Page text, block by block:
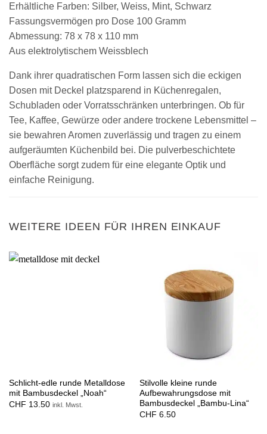
Erhältliche Farben: Silber, Weiss, Mint, Schwarz
Fassungsvermögen pro Dose 100 Gramm
Abmessung: 78 x 78 x 110 mm
Aus elektrolytischem Weissblech
Dank ihrer quadratischen Form lassen sich die eckigen
Dosen mit Deckel platzsparend in Küchenregalen,
Schubladen oder Vorratsschränken unterbringen. Ob für
Tee, Kaffee, Gewürze oder andere trockene Lebensmittel –
sie bewahren Aromen zuverlässig und tragen zu einem
aufgeräumten Küchenbild bei. Die pulverbeschichtete
Oberfläche sorgt zudem für eine elegante Optik und
einfache Reinigung.
WEITERE IDEEN FÜR IHREN EINKAUF
Schlicht-edle runde Metalldose
mit Bambusdeckel „Noah“
CHF 13.50 inkl. Mwst.
Stilvolle kleine runde
Aufbewahrungsdose mit
Bambusdeckel „Bambu-Lina“
CHF 6.50